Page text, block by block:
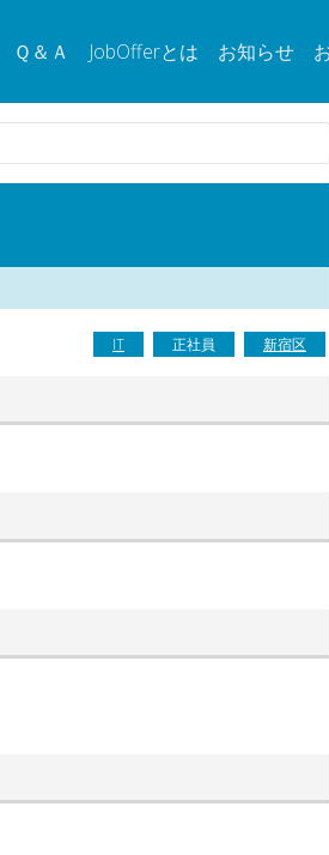
Ｑ＆Ａ JobOfferとは お知らせ
IT 正社員 新宿区